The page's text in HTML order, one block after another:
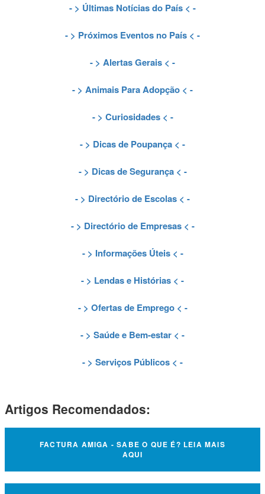
- > Últimas Notícias do País < -
- > Próximos Eventos no País < -
- > Alertas Gerais < -
- > Animais Para Adopção < -
- > Curiosidades< -
- > Dicas de Poupança < -
- > Dicas de Segurança< -
- > Directório de Escolas < -
- > Directório de Empresas< -
- > Informações Úteis< -
- > Lendas e Histórias < -
- > Ofertas de Emprego< -
- > Saúde e Bem-estar < -
- > Serviços Públicos < -
Artigos Recomendados:
FACTURA AMIGA - SABE O QUE É? LEIA MAIS
AQUI